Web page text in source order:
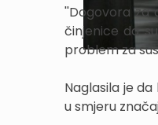
''Dogovora za
činjenice da
problem za
Naglasila je
u smjeru